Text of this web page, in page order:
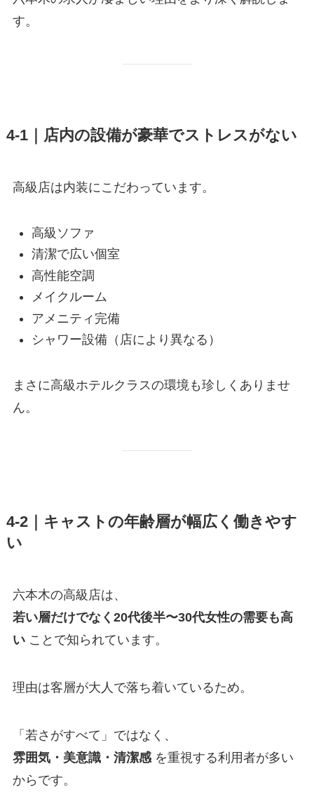
す。
4-1｜店内の設備が豪華でストレスがない
高級店は内装にこだわっています。
高級ソファ
清潔で広い個室
高性能空調
メイクルーム
アメニティ完備
シャワー設備（店により異なる）
まさに高級ホテルクラスの環境も珍しくありませ
ん。
4-2｜キャストの年齢層が幅広く働きやす
い
六本木の高級店は、
若い層だけでなく20代後半〜30代女性の需要も高
いことで知られています。
理由は客層が大人で落ち着いているため。
「若さがすべて」ではなく、
雰囲気・美意識・清潔感を重視する利用者が多い
からです。